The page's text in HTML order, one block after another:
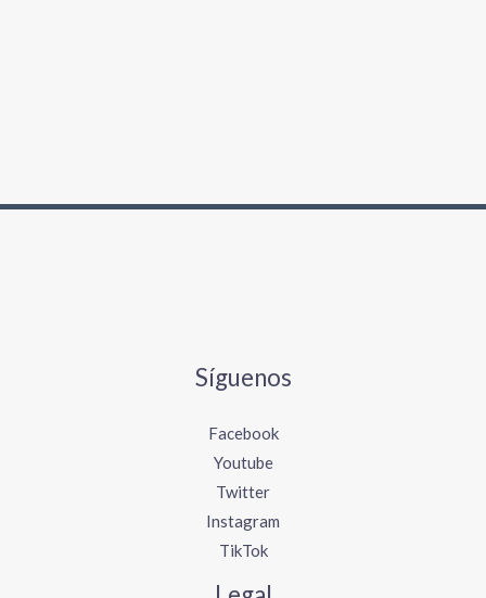
Síguenos
Facebook
Youtube
Twitter
Instagram
TikTok